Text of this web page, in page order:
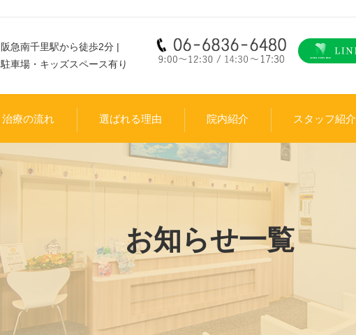
阪急南千里駅から徒歩2分 |
駐車場・キッズスペース有り
治療の流れ 選ばれる理由 院内紹介 スタッフ紹介
お知らせ一覧